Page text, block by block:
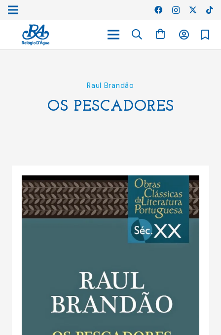
Raul Brandão
OS PESCADORES